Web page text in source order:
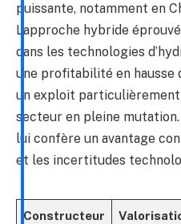
puissante, notamment en
L’approche hybride
dans les technologies
une profitabilité en hausse
un exploit particulièrement
secteur en pleine
lui confère un avantage
et les incertitudes
Constructeur